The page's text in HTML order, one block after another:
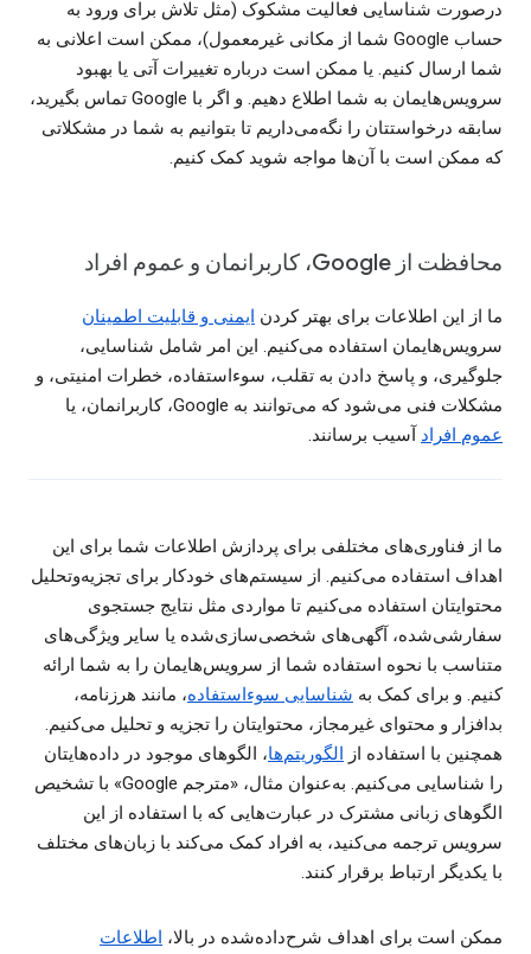
درصورت شناسایی فعالیت مشکوک (مثل تلاش برای ورود به
حساب Google شما از مکانی غیرمعمول)، ممکن است اعلانی به
شما ارسال کنیم. یا ممکن است درباره تغییرات آتی یا بهبود
سرویس‌هایمان به شما اطلاع دهیم. و اگر با Google تماس بگیرید،
سابقه درخواستتان را نگه‌می‌داریم تا بتوانیم به شما در مشکلاتی
که ممکن است با آن‌ها مواجه شوید کمک کنیم.
محافظت از Google، کاربرانمان و عموم افراد
ما از این اطلاعات برای بهتر کردن ایمنی و قابلیت اطمینان
سرویس‌هایمان استفاده می‌کنیم. این امر شامل شناسایی،
جلوگیری، و پاسخ دادن به تقلب، سوءاستفاده، خطرات امنیتی، و
مشکلات فنی می‌شود که می‌توانند به Google، کاربرانمان، یا
عموم افراد آسیب برسانند.
ما از فناوری‌های مختلفی برای پردازش اطلاعات شما برای این
اهداف استفاده می‌کنیم. از سیستم‌های خودکار برای تجزیه‌وتحلیل
محتوایتان استفاده می‌کنیم تا مواردی مثل نتایج جستجوی
سفارشی‌شده، آگهی‌های شخصی‌‏سازی‌‏شده یا سایر ویژگی‌های
متناسب با نحوه استفاده شما از سرویس‌هایمان را به شما ارائه
کنیم. و برای کمک به شناسایی سو‌ءاستفاده، مانند هرزنامه،
بدافزار و محتوای غیرمجاز، محتوایتان را تجزیه و تحلیل می‌کنیم.
همچنین با استفاده از الگوریتم‌ها، الگوهای موجود در داده‌هایتان
را شناسایی می‌کنیم. به‌عنوان مثال، «مترجم Google» با تشخیص
الگوهای زبانی مشترک در عبارت‌هایی که با استفاده از این
سرویس ترجمه می‌کنید، به افراد کمک می‌کند با زبان‌های مختلف
با یکدیگر ارتباط برقرار کنند.
ممکن است برای اهداف شرح‌داده‌شده در بالا، اطلاعات